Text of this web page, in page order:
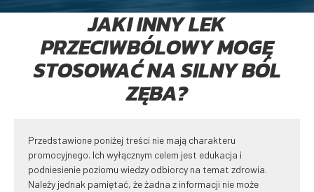
JAKI INNY LEK
PRZECIWBÓLOWY MOGĘ
STOSOWAĆ NA SILNY BÓL
ZĘBA?
Przedstawione poniżej treści nie mają charakteru
promocyjnego. Ich wyłącznym celem jest edukacja i
podniesienie poziomu wiedzy odbiorcy na temat zdrowia.
Należy jednak pamiętać, że żadna z informacji nie może